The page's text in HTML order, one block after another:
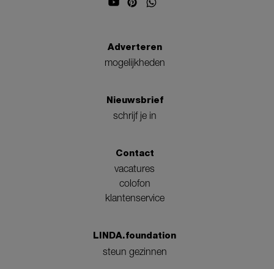
Adverteren
mogelijkheden
Nieuwsbrief
schrijf je in
Contact
vacatures
colofon
klantenservice
LINDA.foundation
steun gezinnen